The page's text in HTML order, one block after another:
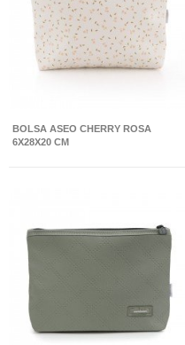
BOLSA ASEO CHERRY ROSA
6X28X20 CM